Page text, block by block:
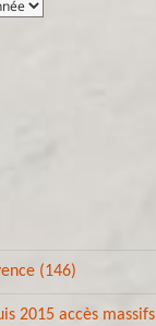
(146)
2015 accès massifs